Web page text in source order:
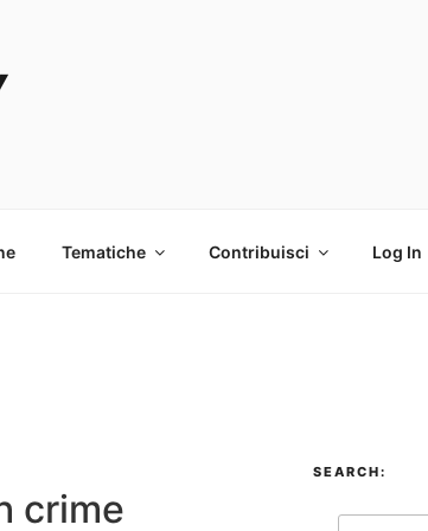
Tematiche Contribuisci Log In
crime
SEARCH: